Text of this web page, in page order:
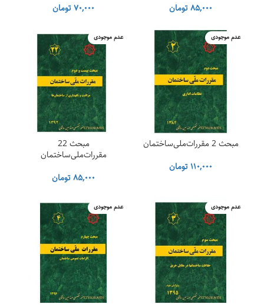
۸۵,۰۰۰تومان
۷۰,۰۰۰تومان
عدم موجودی
مبحث 2 مقررات‌ملی‌ساختمان
۱۱۰,۰۰۰تومان
عدم موجودی
مبحث 22
مقررات‌ملی‌ساختمان
۸۵,۰۰۰تومان
عدم موجودی عدم موجودی